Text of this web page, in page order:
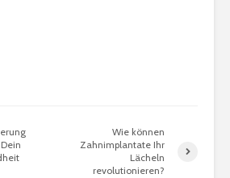
Wie können
Zahnimplantate Ihr
Lächeln
revolutionieren?